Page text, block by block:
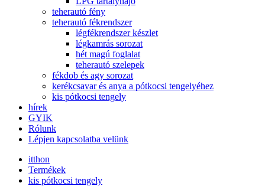
teherautó fény
teherautó fékrendszer
légfékrendszer készlet
légkamrás sorozat
hét magú foglalat
teherautó szelepek
fékdob és agy sorozat
kerékcsavar és anya a pótkocsi tengelyéhez
kis pótkocsi tengely
hírek
GYIK
Rólunk
Lépjen kapcsolatba velünk
itthon
Termékek
kis pótkocsi tengely